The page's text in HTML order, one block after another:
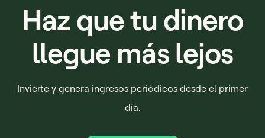
Haz que tu dinero
llegue más lejos
Invierte y genera ingresos periódicos desde el primer
día.